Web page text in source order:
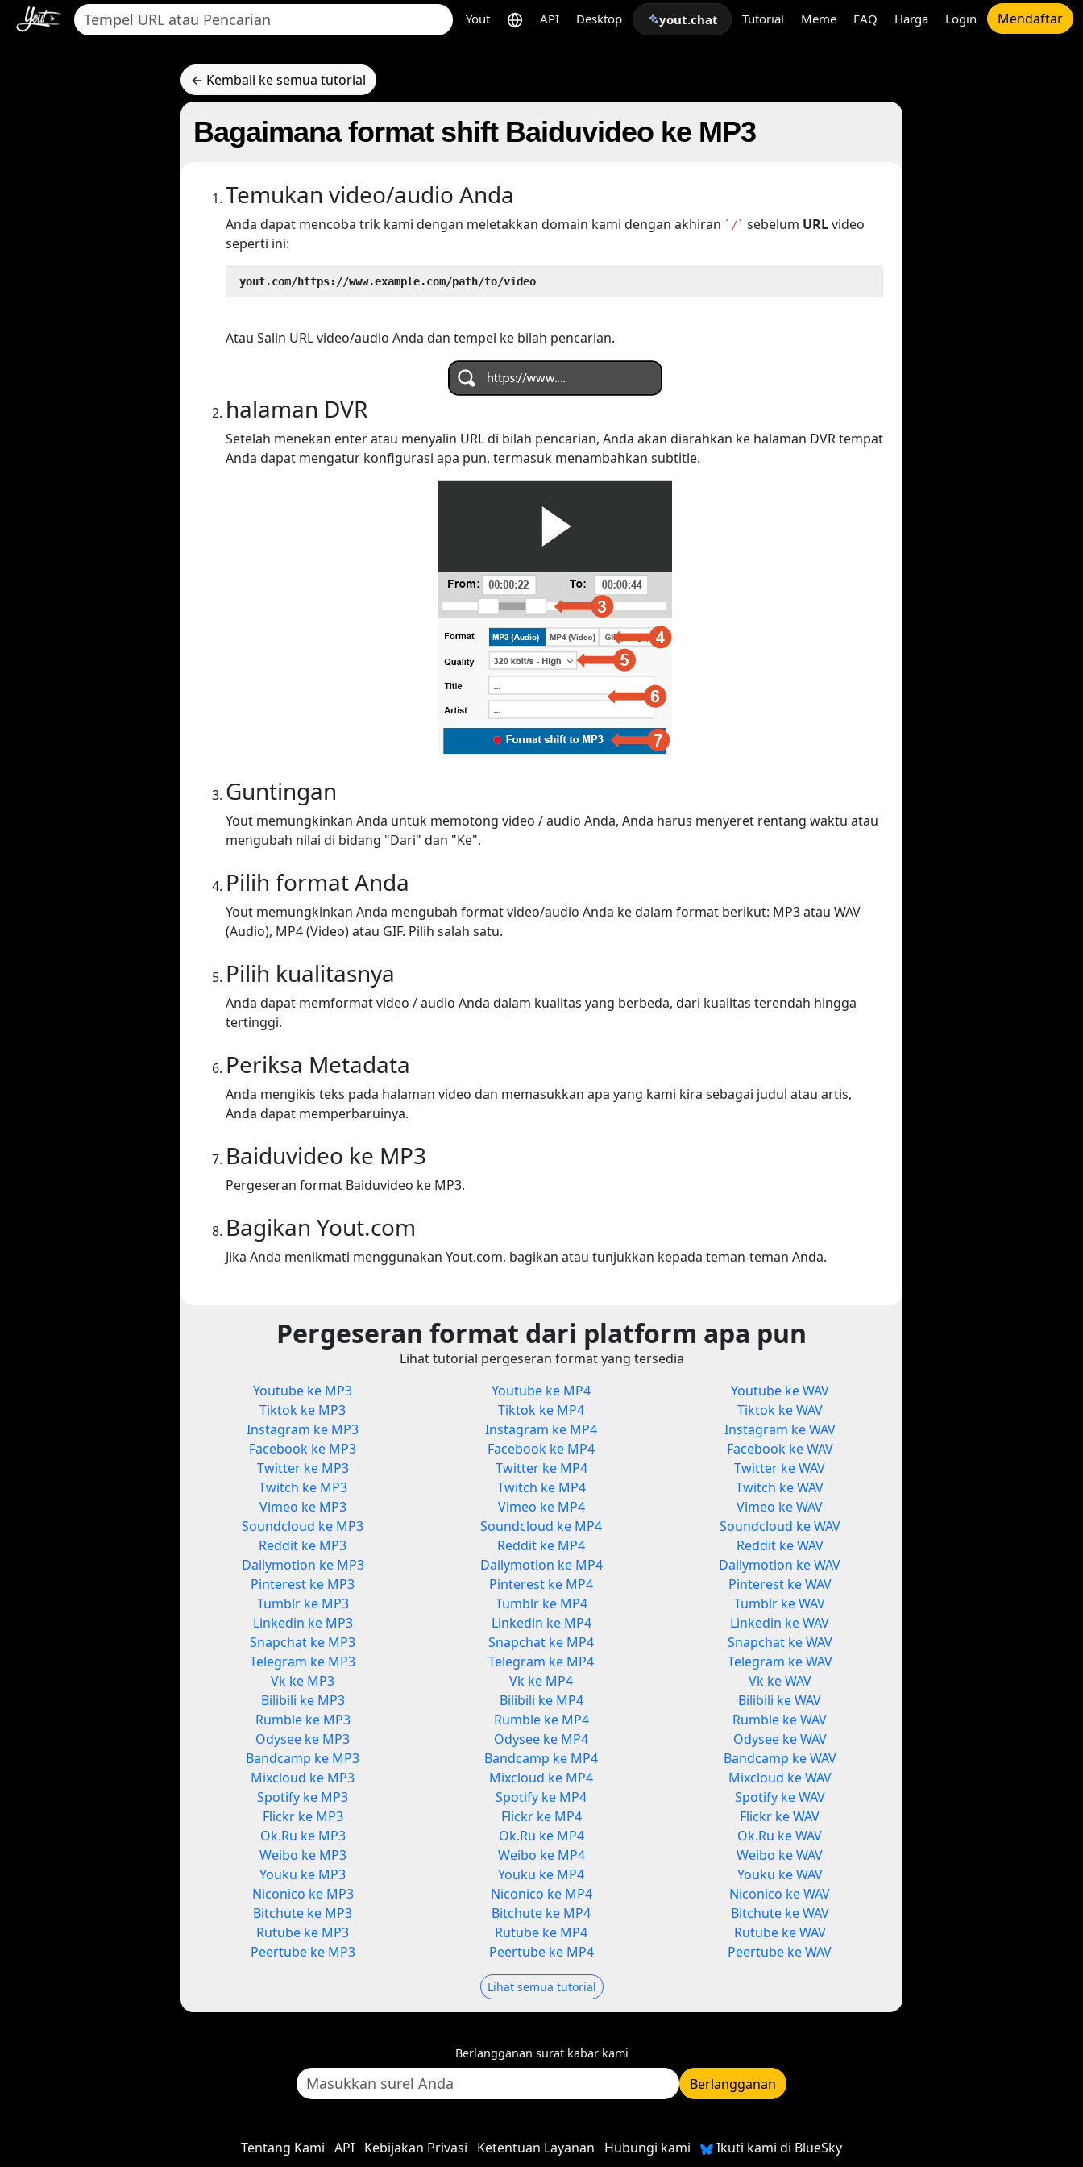
Yout API Desktop yout.chat Tutorial Meme FAQ Harga Login Mendaftar
← Kembali ke semua tutorial
Bagaimana format shift Baiduvideo ke MP3
Temukan video/audio Anda
Anda dapat mencoba trik kami dengan meletakkan domain kami dengan akhiran `/` sebelum URLvideo
seperti ini:
yout.com/https://www.example.com/path/to/video
Atau Salin URL video/audio Anda dan tempel ke bilah pencarian.
halaman DVR
Setelah menekan enter atau menyalin URL di bilah pencarian, Anda akan diarahkan ke halaman DVR tempat
Anda dapat mengatur konfigurasi apa pun, termasuk menambahkan subtitle.
Guntingan
Yout memungkinkan Anda untuk memotong video / audio Anda, Anda harus menyeret rentang waktu atau
mengubah nilai di bidang "Dari" dan "Ke".
Pilih format Anda
Yout memungkinkan Anda mengubah format video/audio Anda ke dalam format berikut: MP3 atau WAV
(Audio), MP4 (Video) atau GIF. Pilih salah satu.
Pilih kualitasnya
Anda dapat memformat video / audio Anda dalam kualitas yang berbeda, dari kualitas terendah hingga
tertinggi.
Periksa Metadata
Anda mengikis teks pada halaman video dan memasukkan apa yang kami kira sebagai judul atau artis,
Anda dapat memperbaruinya.
Baiduvideo ke MP3
Pergeseran format Baiduvideo ke MP3.
Bagikan Yout.com
Jika Anda menikmati menggunakan Yout.com, bagikan atau tunjukkan kepada teman-teman Anda.
Pergeseran format dari platform apa pun
Lihat tutorial pergeseran format yang tersedia
Youtube ke MP3
Tiktok ke MP3
Instagram ke MP3
Facebook ke MP3
Twitter ke MP3
Twitch ke MP3
Vimeo ke MP3
Soundcloud ke MP3
Reddit ke MP3
Dailymotion ke MP3
Pinterest ke MP3
Tumblr ke MP3
Linkedin ke MP3
Snapchat ke MP3
Telegram ke MP3
Vk ke MP3
Bilibili ke MP3
Rumble ke MP3
Odysee ke MP3
Bandcamp ke MP3
Mixcloud ke MP3
Spotify ke MP3
Flickr ke MP3
Ok.Ru ke MP3
Weibo ke MP3
Youku ke MP3
Niconico ke MP3
Bitchute ke MP3
Rutube ke MP3
Peertube ke MP3
Youtube ke MP4
Tiktok ke MP4
Instagram ke MP4
Facebook ke MP4
Twitter ke MP4
Twitch ke MP4
Vimeo ke MP4
Soundcloud ke MP4
Reddit ke MP4
Dailymotion ke MP4
Pinterest ke MP4
Tumblr ke MP4
Linkedin ke MP4
Snapchat ke MP4
Telegram ke MP4
Vk ke MP4
Bilibili ke MP4
Rumble ke MP4
Odysee ke MP4
Bandcamp ke MP4
Mixcloud ke MP4
Spotify ke MP4
Flickr ke MP4
Ok.Ru ke MP4
Weibo ke MP4
Youku ke MP4
Niconico ke MP4
Bitchute ke MP4
Rutube ke MP4
Peertube ke MP4
Youtube ke WAV
Tiktok ke WAV
Instagram ke WAV
Facebook ke WAV
Twitter ke WAV
Twitch ke WAV
Vimeo ke WAV
Soundcloud ke WAV
Reddit ke WAV
Dailymotion ke WAV
Pinterest ke WAV
Tumblr ke WAV
Linkedin ke WAV
Snapchat ke WAV
Telegram ke WAV
Vk ke WAV
Bilibili ke WAV
Rumble ke WAV
Odysee ke WAV
Bandcamp ke WAV
Mixcloud ke WAV
Spotify ke WAV
Flickr ke WAV
Ok.Ru ke WAV
Weibo ke WAV
Youku ke WAV
Niconico ke WAV
Bitchute ke WAV
Rutube ke WAV
Peertube ke WAV
Lihat semua tutorial
Berlangganan surat kabar kami
Berlangganan
Tentang Kami API Kebijakan Privasi Ketentuan Layanan Hubungi kami Ikuti kami di BlueSky